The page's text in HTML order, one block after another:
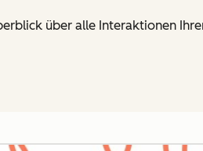
über alle Interaktionen